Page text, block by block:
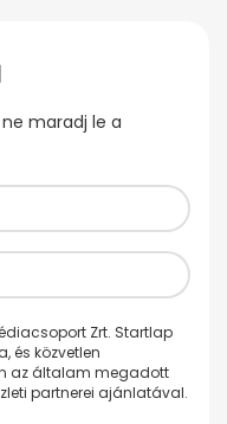
maradj le a
Zrt. Startlap
és közvetlen
az általam megadott
partnerei ajánlatával.